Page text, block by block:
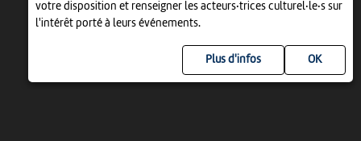
votre disposition et renseigner les acteurs·trices culturel·le·s sur
l'intérêt porté à leurs événements.
Plus d'infos